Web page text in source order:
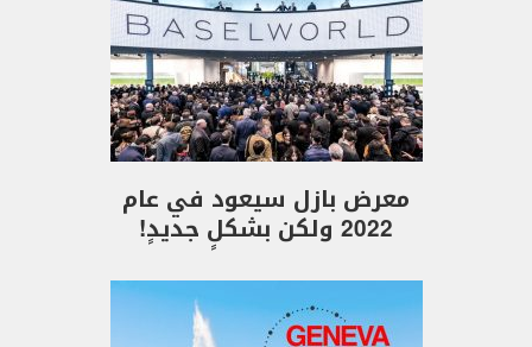
معرض بازل سيعود في عام
2022 ولكن بشكلٍ جديدٍ!